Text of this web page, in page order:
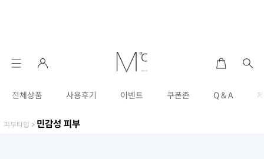
전체상품 사용후기 이벤트 쿠폰존 Q & A
피부타입 > 민감성 피부